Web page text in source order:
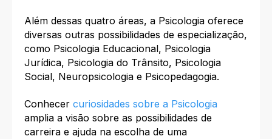
Além dessas quatro áreas, a Psicologia oferece
diversas outras possibilidades de especialização,
como Psicologia Educacional, Psicologia
Jurídica, Psicologia do Trânsito, Psicologia
Social, Neuropsicologia e Psicopedagogia.​
Conhecer curiosidades sobre a Psicologia
amplia a visão sobre as possibilidades de
carreira e ajuda na escolha de uma